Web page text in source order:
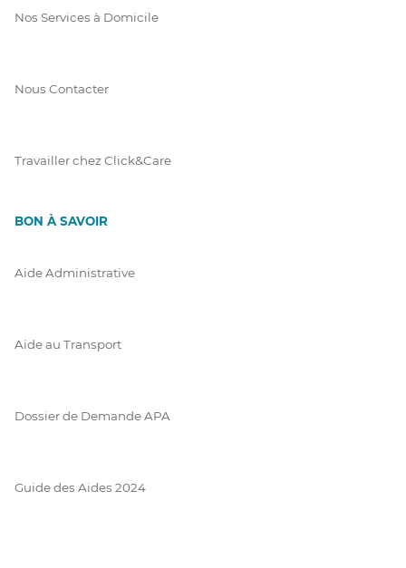
Nos Services à Domicile
Nous Contacter
Travailler chez Click&Care
BON À SAVOIR
Aide Administrative
Aide au Transport
Dossier de Demande APA
Guide des Aides 2024